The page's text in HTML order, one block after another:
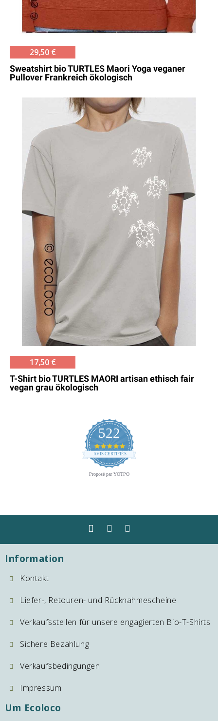
29,50 €
Sweatshirt bio TURTLES Maori Yoga veganer
Pullover Frankreich ökologisch
17,50 €
T-Shirt bio TURTLES MAORI artisan ethisch fair
vegan grau ökologisch
522
4.8
star
rating
AVIS CERTIFIÉS
Proposé par YOTPO
Information
Kontakt
Liefer-, Retouren- und Rücknahmescheine
Verkaufsstellen für unsere engagierten Bio-T-Shirts
Sichere Bezahlung
Verkaufsbedingungen
Impressum
Um Ecoloco